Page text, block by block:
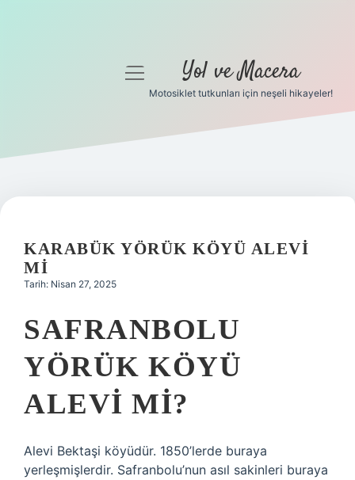
Gizlilik Politikası
Yasal Uyarı
menüyü
Yol ve Macera
Motosiklet tutkunları için neşeli hikayeler!
KARABÜK YÖRÜK KÖYÜ ALEVI
MI
Tarih: Nisan 27, 2025
SAFRANBOLU
YÖRÜK KÖYÜ
ALEVI MI?
Alevi Bektaşi köyüdür. 1850’lerde buraya
yerleşmişlerdir. Safranbolu’nun asıl sakinleri buraya